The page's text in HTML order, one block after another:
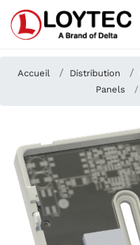
Accueil Distribution
Panels